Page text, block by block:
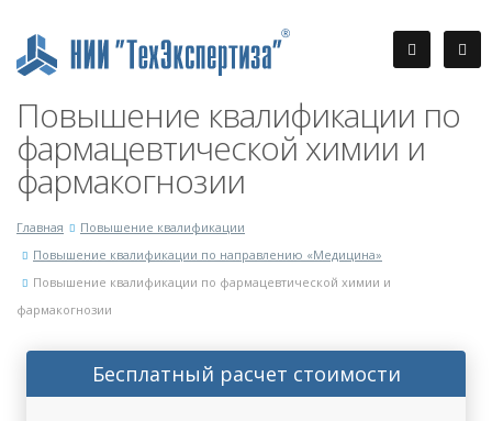
Повышение квалификации по
фармацевтической химии и
фармакогнозии
Главная
Повышение квалификации
Повышение квалификации по направлению «Медицина»
Повышение квалификации по фармацевтической химии и
фармакогнозии
Бесплатный расчет стоимости